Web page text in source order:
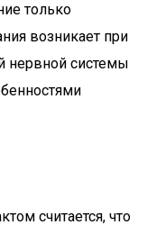
только
возникает при
нервной системы
считается, что